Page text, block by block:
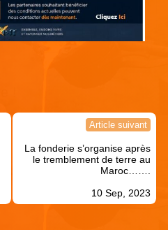
Article suivant
La fonderie s’organise après
le tremblement de terre au
Maroc…….
10 Sep, 2023